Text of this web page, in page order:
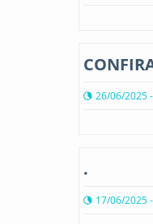
26/06/2025
.
17/06/2025